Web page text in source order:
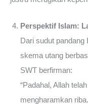
Perspektif Islam:
Dari sudut
skema utang
SWT berfirman:
“Padahal, Allah
mengharamkan